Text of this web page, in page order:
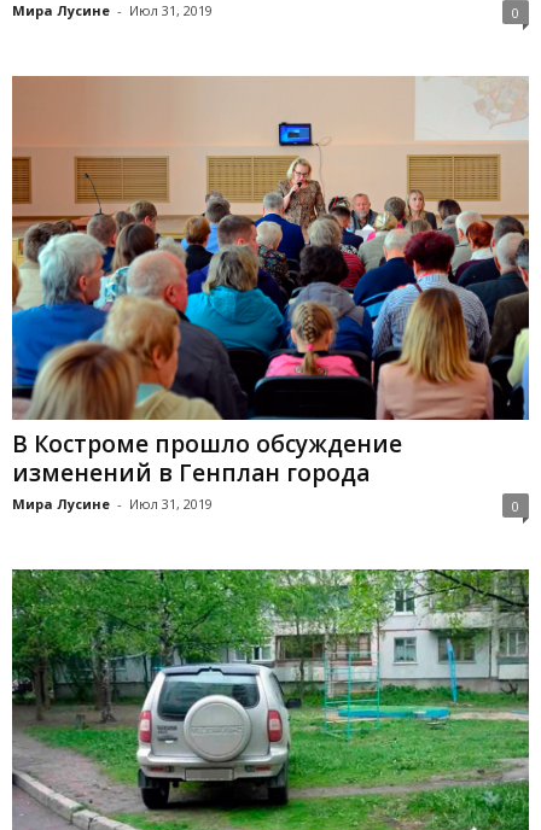
Мира Лусине - Июл 31, 2019 0
В Костроме прошло обсуждение
изменений в Генплан города
Мира Лусине - Июл 31, 2019 0